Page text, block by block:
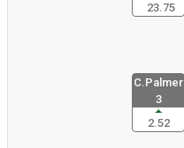
23.75
C.Palmer
3
2.52